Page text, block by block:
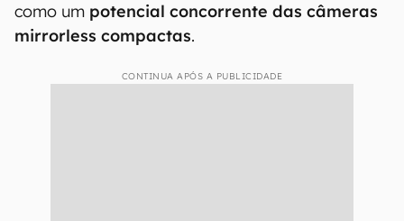
como um potencial concorrente das câmeras
mirrorless compactas.
CONTINUA APÓS A PUBLICIDADE